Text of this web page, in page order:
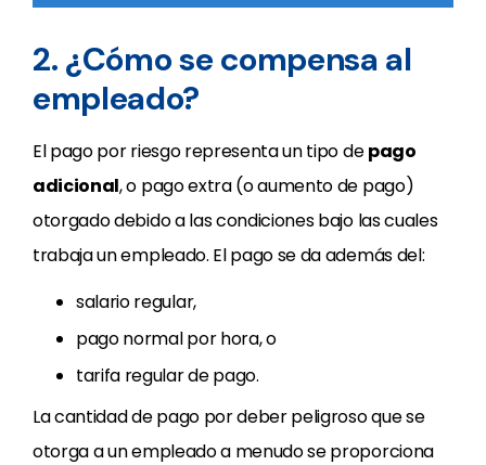
2. ¿Cómo se compensa al
empleado?
El pago por riesgo representa un tipo depago
adicional, o pago extra (o aumento de pago)
otorgado debido a las condiciones bajo las cuales
trabaja un empleado. El pago se da además del:
salario regular,
pago normal por hora, o
tarifa regular de pago.
La cantidad de pago por deber peligroso que se
otorga a un empleado a menudo se proporciona